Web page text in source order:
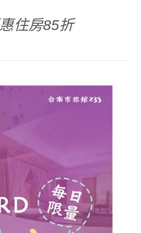
住房85折